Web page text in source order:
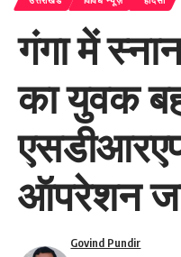
गंगा में
का युवक
ऑपरेशन
Govind Pundir